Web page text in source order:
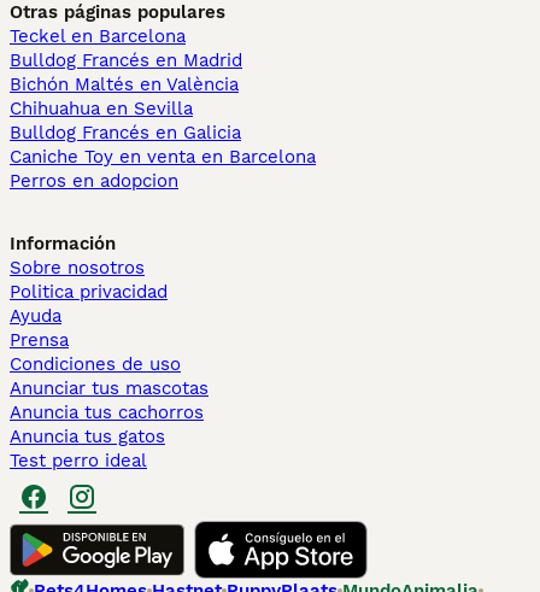
Otras páginas populares
Teckel en Barcelona
Bulldog Francés en Madrid
Bichón Maltés en València
Chihuahua en Sevilla
Bulldog Francés en Galicia
Caniche Toy en venta en Barcelona
Perros en adopcion
Información
Sobre nosotros
Politica privacidad
Ayuda
Prensa
Condiciones de uso
Anunciar tus mascotas
Anuncia tus cachorros
Anuncia tus gatos
Test perro ideal